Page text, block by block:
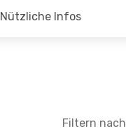
Nützliche Infos
Filtern nach